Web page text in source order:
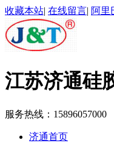
收藏本站| 在线留言| 阿里
江苏济通硅
服务热线： 15896057000
济通首页